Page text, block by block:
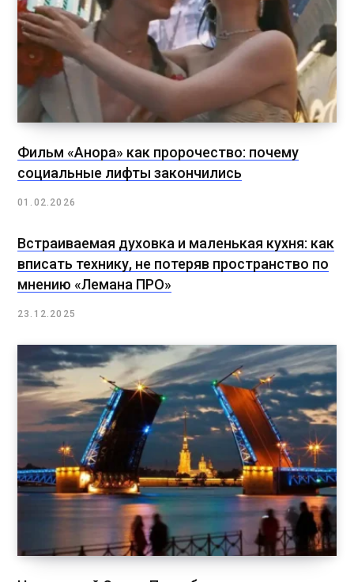
Фильм «Анора» как пророчество: почему
социальные лифты закончились
01.02.2026
Встраиваемая духовка и маленькая кухня: как
вписать технику, не потеряв пространство по
мнению «Лемана ПРО»
23.12.2025